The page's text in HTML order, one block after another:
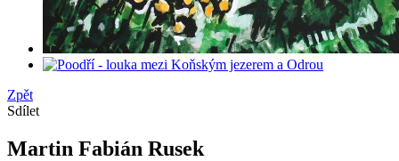
Zpět
Sdílet
Martin Fabián Rusek